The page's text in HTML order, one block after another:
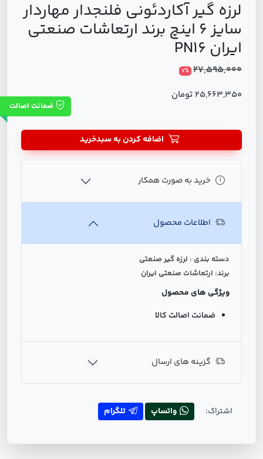
لرزه گیر آکاردئونی فلنجدار مهاردار
سایز 6 اینچ برند ارتعاشات صنعتی
ایران PN16
27,595,000
7%
25,663,350 تومان
ضمانت اصالت
اضافه کردن به سبدخرید
خرید به صورت همکار
اطلاعات محصول
دسته بندی : لرزه گیر صنعتی
برند: ارتعاشات صنعتی ایران
ویژگی های محصول
ضمانت اصالت کالا
گزینه های ارسال
اشتراک: واتساپ تلگرام